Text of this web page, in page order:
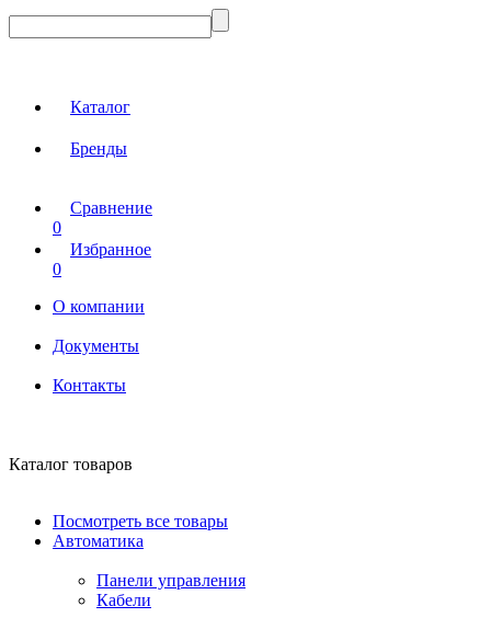
Каталог
Бренды
Сравнение
0
Избранное
0
О компании
Документы
Контакты
Каталог товаров
Посмотреть все товары
Автоматика
Панели управления
Кабели